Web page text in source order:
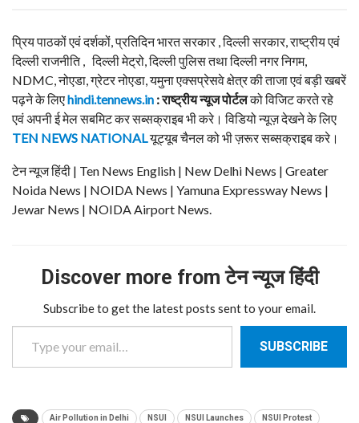
प्रिय पाठकों एवं दर्शकों, प्रतिदिन भारत सरकार , दिल्ली सरकार, राष्ट्रीय एवं
दिल्ली राजनीति , दिल्ली मेट्रो, दिल्ली पुलिस तथा दिल्ली नगर निगम,
NDMC, नोएडा, ग्रेटर नोएडा, यमुना एक्सप्रेसवे क्षेत्र की ताजा एवं बड़ी खबरें
पढ़ने के लिएhindi.tennews.in : राष्ट्रीय न्यूज पोर्टलको विजिट करते रहे
एवं अपनी ई मेल सबमिट कर सब्सक्राइब भी करे। विडियो न्यूज़ देखने के लिए
TEN NEWS NATIONAL यूट्यूब चैनल को भी ज़रूर सब्सक्राइब करे।
टेन न्यूज हिंदी | Ten News English | New Delhi News | Greater
Noida News | NOIDA News | Yamuna Expressway News |
Jewar News | NOIDA Airport News.
Discover more from टेन न्यूज हिंदी
Subscribe to get the latest posts sent to your email.
Type your email…
SUBSCRIBE
Air Pollution in Delhi NSUI NSUI Launches NSUI Protest